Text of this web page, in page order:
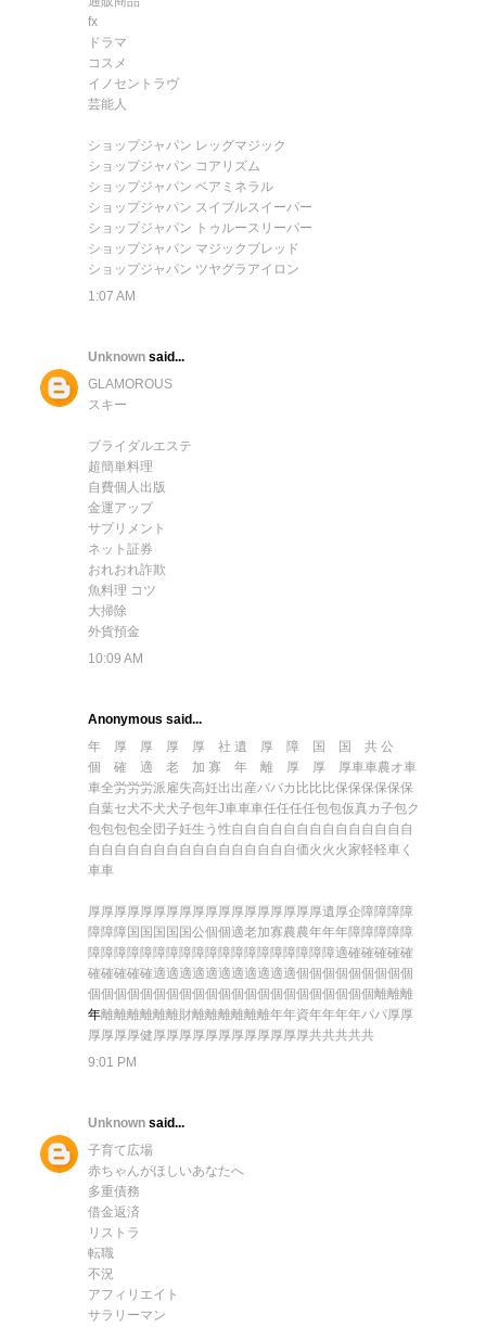
fx
ドラマ
コスメ
イノセントラヴ
芸能人
ショップジャパン レッグマジック
ショップジャパン コアリズム
ショップジャパン ベアミネラル
ショップジャパン スイブルスイーパー
ショップジャパン トゥルースリーパー
ショップジャパン マジックブレッド
ショップジャパン ツヤグラアイロン
1:07 AM
Unknown said...
GLAMOROUS
スキー
ブライダルエステ
超簡単料理
自費個人出版
金運アップ
サプリメント
ネット証券
おれおれ詐欺
魚料理 コツ
大掃除
外貨預金
10:09 AM
Anonymous said...
年
厚 厚 厚 厚 社 遺 厚 障 国 国 共 公
個
確 適 老 加 寡 年 離 厚 厚 厚車車農オ車
車全労労労派雇失高妊出 出 産ババカ 比比比保保保保保保
自葉セ犬不犬犬子包年J車車車任任任任包包仮真カ子包ク
包包包包全 団子妊生 う 性自 自 自 自 自 自 自 自 自 自 自 自 自 自
自 自 自 自 自 自 自 自 自 自 自 自 自 自 自 自価火 火 火家軽軽車く
車車
厚厚厚厚厚厚厚厚厚厚厚厚厚厚厚厚厚厚遺厚企障障障障
障障障 国 国 国 国 国公個個 適老加寡農農年年年障障障障障
障障障障障障障障障障障障障障障障障障障適確確確確確
確確確確確適適適適適適適適適適適個個個個個個個個個
個個個個個個個個個個個個個個個個個個個個個個離離離
年離離離離離離財離離離離離離年年資年年年年パパ厚厚
厚厚厚厚健厚厚厚厚厚厚厚厚厚厚厚厚共共共共共
9:01 PM
Unknown said...
子育て広場
赤ちゃんがほしいあなたへ
多重債務
借金返済
リストラ
転職
不況
アフィリエイト
サラリーマン